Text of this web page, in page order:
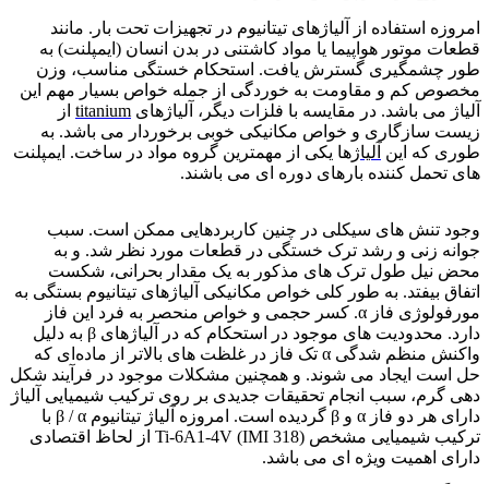
امروزه استفاده از آلیاژهای تیتانیوم در تجهیزات تحت بار. مانند
قطعات موتور هواپیما یا مواد کاشتنی در بدن انسان (ایمپلنت) به
طور چشمگیری گسترش یافت. استحکام خستگی مناسب، وزن
مخصوص کم و مقاومت به خوردگی از جمله خواص بسیار مهم این
آلیاژ می باشد. در مقایسه با فلزات دیگر، آلیاژهای titanium از
زیست سازگاری و خواص مکانیکی خوبی برخوردار می باشد. به
طوری که این آلیاژها یکی از مهمترین گروه مواد در ساخت. ایمپلنت
های تحمل کننده بارهای دوره ای می باشند.
وجود تنش های سیکلی در چنین کاربردهایی ممکن است. سبب
جوانه زنی و رشد ترک خستگی در قطعات مورد نظر شد. و به
محض نیل طول ترک های مذکور به یک مقدار بحرانی، شکست
اتفاق بیفتد. به طور کلی خواص مکانیکی آلیاژهای تیتانیوم بستگی به
مورفولوژی فاز α. کسر حجمی و خواص منحصر به فرد این فاز
دارد. محدودیت های موجود در استحکام که در آلیاژهای β به دلیل
واکنش منظم شدگی α تک فاز در غلظت های بالاتر از ماده‌ای که
حل است ایجاد می شوند. و همچنین مشکلات موجود در فرآیند شکل
دهی گرم، سبب انجام تحقیقات جدیدی بر روی ترکیب شیمیایی آلیاژ
دارای هر دو فاز α و β گردیده است. امروزه آلیاژ تیتانیوم β / α با
ترکیب شیمیایی مشخص Ti-6A1-4V (IMI 318) از لحاظ اقتصادی
دارای اهمیت ویژه ای می باشد.